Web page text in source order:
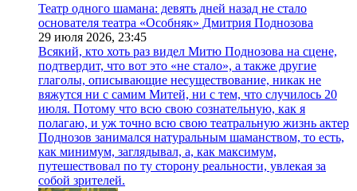
Театр одного шамана: девять дней назад не стало
основателя театра «Особняк» Дмитрия Поднозова
29 июля 2026, 23:45
Всякий, кто хоть раз видел Митю Поднозова на сцене,
подтвердит, что вот это «не стало», а также другие
глаголы, описывающие несуществование, никак не
вяжутся ни с самим Митей, ни с тем, что случилось 20
июля. Потому что всю свою сознательную, как я
полагаю, и уж точно всю свою театральную жизнь актер
Поднозов занимался натуральным шаманством, то есть,
как минимум, заглядывал, а, как максимум,
путешествовал по ту сторону реальности, увлекая за
собой зрителей.